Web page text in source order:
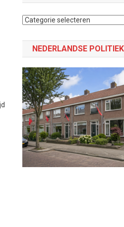
Selecteer
categorie
NEDERLANDSE POLITIEK